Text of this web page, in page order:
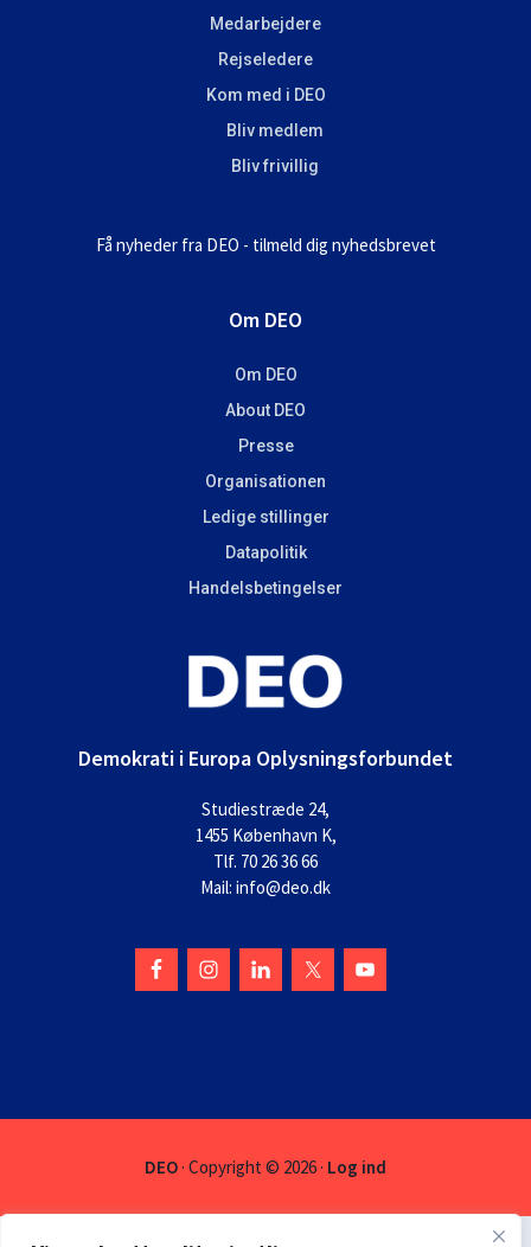
Medarbejdere
Rejseledere
Kom med i DEO
Bliv medlem
Bliv frivillig
Få nyheder fra DEO - tilmeld dig nyhedsbrevet
Om DEO
Om DEO
About DEO
Presse
Organisationen
Ledige stillinger
Datapolitik
Handelsbetingelser
Demokrati i Europa Oplysningsforbundet
Studiestræde 24,
1455 København K,
Tlf. 70 26 36 66
Mail: info@deo.dk
DEO· Copyright © 2026 · Log ind